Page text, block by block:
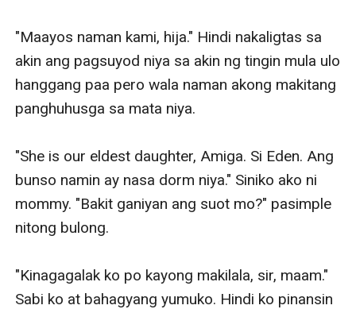
"Maayos naman kami, hija." Hindi nakaligtas sa
akin ang pagsuyod niya sa akin ng tingin mula ulo
hanggang paa pero wala naman akong makitang
panghuhusga sa mata niya.
"She is our eldest daughter, Amiga. Si Eden. Ang
bunso namin ay nasa dorm niya." Siniko ako ni
mommy. "Bakit ganiyan ang suot mo?" pasimple
nitong bulong.
"Kinagagalak ko po kayong makilala, sir, maam."
Sabi ko at bahagyang yumuko. Hindi ko pinansin